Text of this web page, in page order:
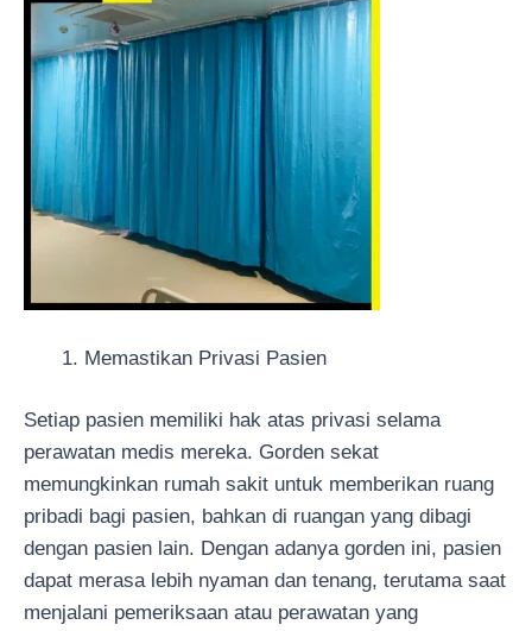
Memastikan Privasi Pasien
Setiap pasien memiliki hak atas privasi selama
perawatan medis mereka. Gorden sekat
memungkinkan rumah sakit untuk memberikan ruang
pribadi bagi pasien, bahkan di ruangan yang dibagi
dengan pasien lain. Dengan adanya gorden ini, pasien
dapat merasa lebih nyaman dan tenang, terutama saat
menjalani pemeriksaan atau perawatan yang